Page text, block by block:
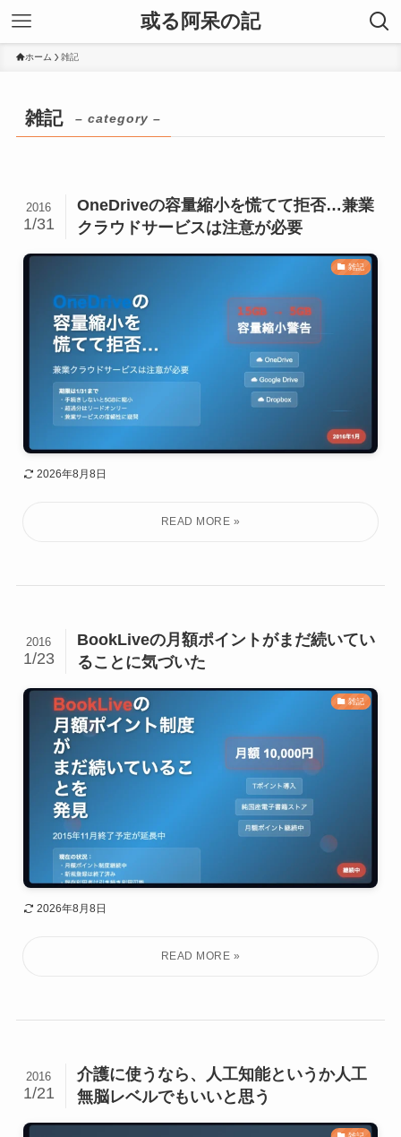
或る阿呆の記
ホーム 雑記
雑記 – category –
OneDriveの容量縮小を慌てて拒否…兼業
クラウドサービスは注意が必要
2016
1/31
雑記
2026年8月8日
BookLiveの月額ポイントがまだ続いてい
ることに気づいた
2016
1/23
雑記
2026年8月8日
介護に使うなら、人工知能というか人工
無脳レベルでもいいと思う
2016
1/21